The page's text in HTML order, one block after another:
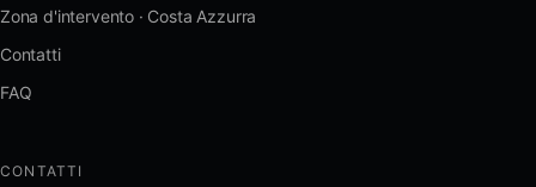
Zona d'intervento · Costa Azzurra
Contatti
FAQ
CONTATTI